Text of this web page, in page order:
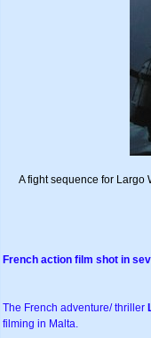
A fight sequence for Largo
French action film shot in
The French adventure/ thriller
filming in Malta.